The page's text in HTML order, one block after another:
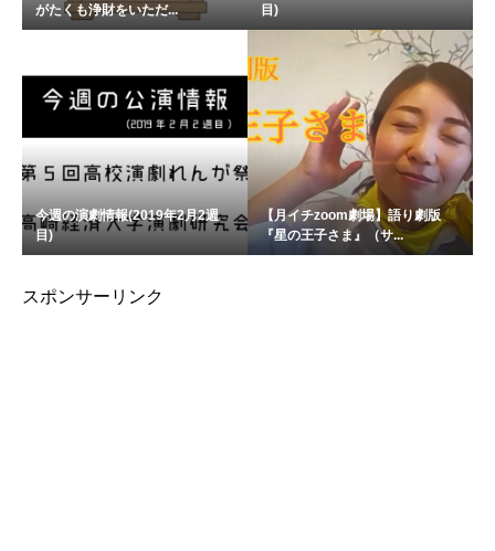
がたくも浄財をいただ...
目)
今週の演劇情報(2019年2月2週
目)
【月イチzoom劇場】語り劇版
『星の王子さま』（サ...
スポンサーリンク